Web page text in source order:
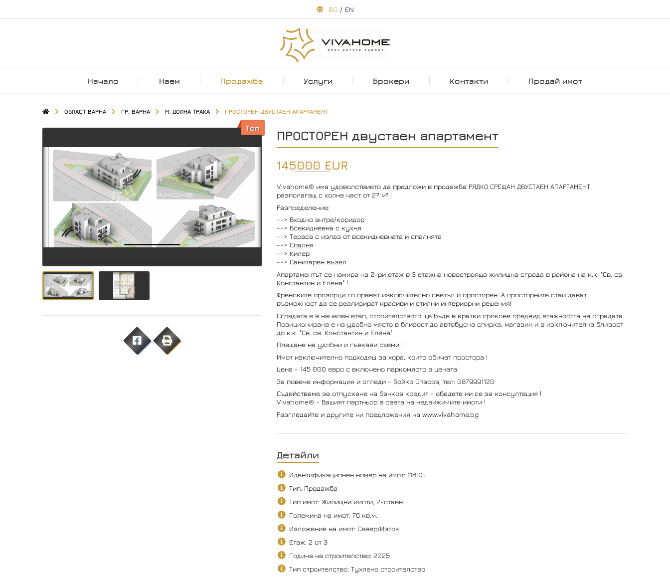
BG / EN
Начало Наем Продажба Услуги Брокери Контакти Продай имот
ОБЛАСТ ВАРНА ГР. ВАРНА М. ДОЛНА ТРАКА ПРОСТОРЕН ДВУСТАЕН АПАРТАМЕНТ
Топ ПРОСТОРЕН двустаен апартамент
145000 EUR
Vivahome® има удоволствието да предложи в продажба РЯДКО СРЕЩАН ДВУСТАЕН АПАРТАМЕНТ
разполагащ с холна част от 27 м² !
Разпределение:
--> Входно антре/коридор
--> Всекидневна с кухня
--> Тераса с излаз от всекидневната и спалнята
--> Спалня
--> Килер
--> Санитарен възел
Апартаментът се намира на 2-ри етаж в 3 етажна новострояща жилищна сграда в района на к.к. "Св. св.
Константин и Елена" !
Френските прозорци го правят изключително светъл и просторен. А просторните стаи дават
възможност да се реализират красиви и стилни интериорни решения!
Сградата е в начален етап, строителството ще бъде в кратки срокове предвид етажността на сградата.
Позиционирана е на удобно място в близост до автобусна спирка, магазин и в изключителна близост
до к.к. "Св. св. Константин и Елена".
Плащане на удобни и гъвкави схеми !
Имот изключително подходящ за хора, които обичат простора !
Цена - 145 000 евро с включено паркомясто в цената.
За повече информация и огледи - Бойко Спасов, тел: 0879991120
Съдействаме за отпускане на банков кредит - обадете ни се за консултация !
Vivahome® - Вашият партньор в света на недвижимите имоти !
Разгледайте и другите ни предложения на www.vivahome.bg
Детайли
Идентификационен номер на имот: 11603
Тип: Продажба
Тип имот: Жилищни имоти, 2-стаен
Големина на имот: 76 кв.м.
Изложение на имот: Север/Изток
Етаж: 2 от 3
Година на строителство: 2025
Тип строителство: Тухлено строителство